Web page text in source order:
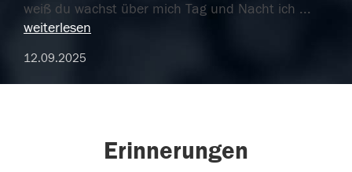
weiß du wachst über mich Tag und Nacht ich ...
weiterlesen
12.09.2025
Erinnerungen